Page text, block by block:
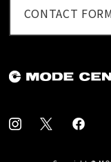
CONTACT